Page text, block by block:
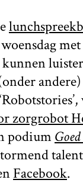
andere)
zorgrobot
podium
Facebook.